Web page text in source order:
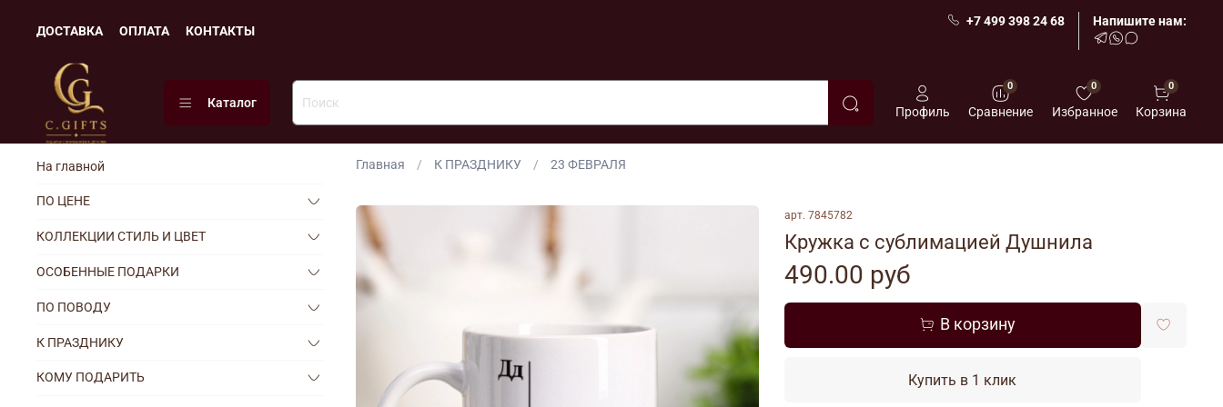
ДОСТАВКА ОПЛАТА КОНТАКТЫ
+7 499 398 24 68 Напишите нам:
Каталог
Профиль
0
Сравнение
0
Избранное
0
Корзина
Главная К ПРАЗДНИКУ 23 ФЕВРАЛЯ
арт. 7845782
Кружка с сублимацией Душнила
490.00 руб
В корзину
Купить в 1 клик
На главной
ПО ЦЕНЕ
КОЛЛЕКЦИИ СТИЛЬ И ЦВЕТ
ОСОБЕННЫЕ ПОДАРКИ
ПО ПОВОДУ
К ПРАЗДНИКУ
КОМУ ПОДАРИТЬ